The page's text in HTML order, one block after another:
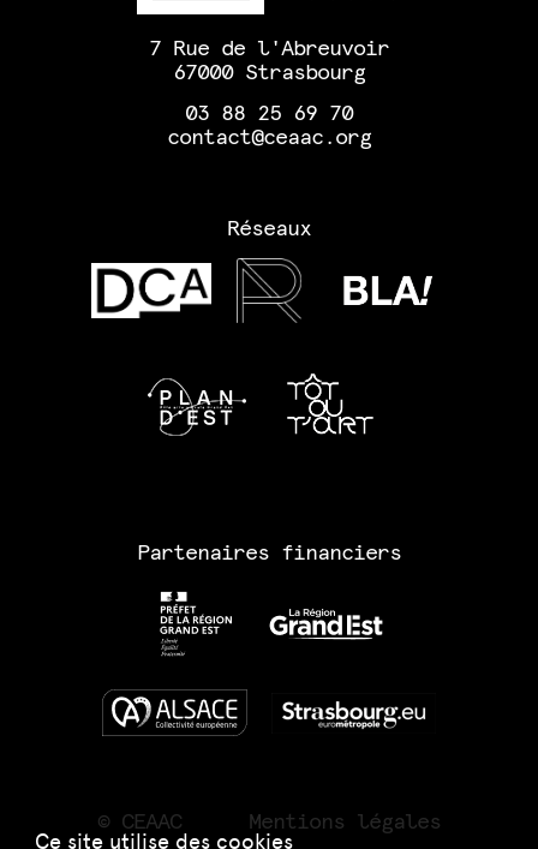
Ce site utilise des cookies
7 Rue de l'Abreuvoir
67000 Strasbourg
03 88 25 69 70
contact@ceaac.org
Réseaux
Partenaires financiers
© CEAAC Mentions légales